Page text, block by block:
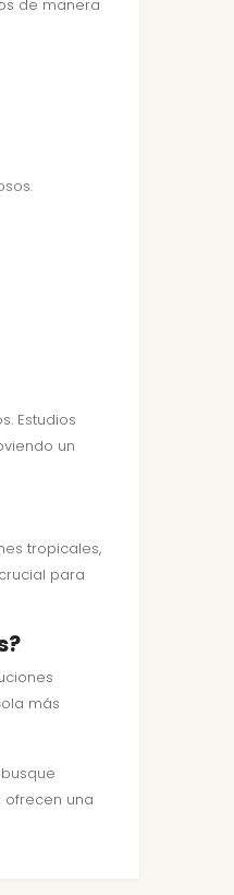
de manera
Estudios
un
tropicales,
para
más
una